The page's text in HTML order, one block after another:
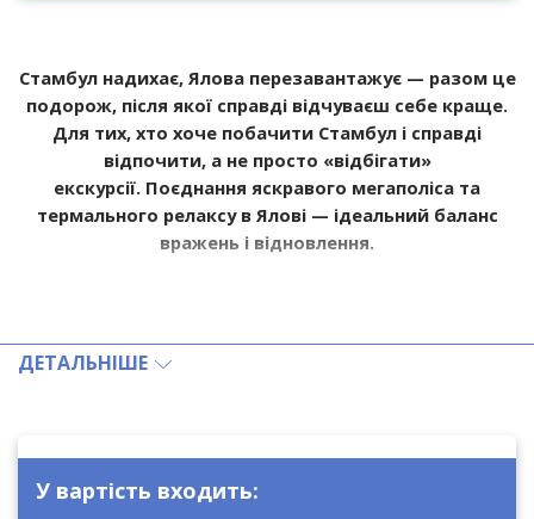
Стамбул надихає, Ялова перезавантажує — разом це
подорож, після якої справді відчуваєш себе краще.
Для тих, хто хоче побачити Стамбул і справді
відпочити, а не просто «відбігати»
екскурсії. Поєднання яскравого мегаполіса та
термального релаксу в Ялові — ідеальний баланс
вражень і відновлення.
щоденно
Історичний центр Стамбулу + 2 ночі в Ялові
ДЕТАЛЬНІШЕ
У вартість входить: